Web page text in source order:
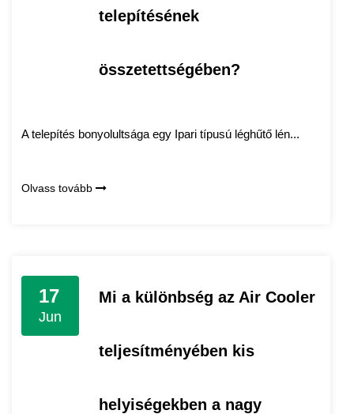
telepítésének
összetettségében?
A telepítés bonyolultsága egy Ipari típusú léghűtő lén...
Olvass tovább
17
Jun
Mi a különbség az Air Cooler
teljesítményében kis
helyiségekben a nagy